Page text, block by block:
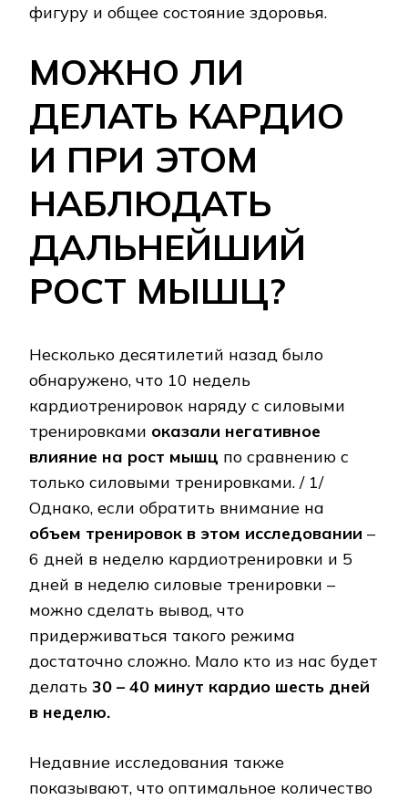
фигуру и общее состояние здоровья.
МОЖНО ЛИ
ДЕЛАТЬ КАРДИО
И ПРИ ЭТОМ
НАБЛЮДАТЬ
ДАЛЬНЕЙШИЙ
РОСТ МЫШЦ?
Несколько десятилетий назад было
обнаружено, что 10 недель
кардиотренировок наряду с силовыми
тренировками оказали негативное
влияние на рост мышц по сравнению с
только силовыми тренировками. / 1/
Однако, если обратить внимание на
объем тренировок в этом исследовании –
6 дней в неделю кардиотренировки и 5
дней в неделю силовые тренировки –
можно сделать вывод, что
придерживаться такого режима
достаточно сложно. Мало кто из нас будет
делать 30 – 40 минут кардио шесть дней
в неделю.
Недавние исследования также
показывают, что оптимальное количество